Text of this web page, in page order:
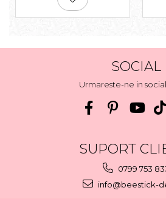
SOCIAL
Urmareste-ne in
SUPORT
0799 753
info@beestick-